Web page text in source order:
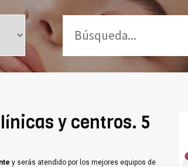
y centros. 5
y serás atendido por los mejores equipos de